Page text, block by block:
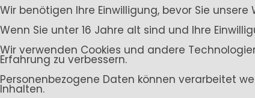
Wir benötigen Ihre Einwilligung, bevor Sie
Wenn Sie unter 16 Jahre alt sind und Ihre
Wir verwenden Cookies und andere
Erfahrung zu verbessern.
Personenbezogene Daten können verarbeitet
Inhalten.